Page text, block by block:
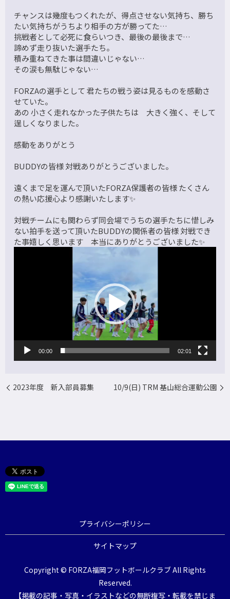
チャンスは幾度もつくれたが、得点させない気持ち、勝ち
たい気持ちがうちより相手の方が勝ってた…
挑戦者として必死に食らいつき、最後の最後まで…
諦めず走り抜いた選手たち。
積み重ねてきた事は間違いじゃない…
その涙も無駄じゃない…
FORZAの選手として 君たちの戦う姿は見るものを感動さ
せていた。
あの 小さく走れなかった子供たちは 大きく強く、そして
逞しくなりました。
感動をありがとう
BUDDYの皆様 対戦ありがとうございました。
遠くまで足を運んで頂いたFORZA保護者の皆様 たくさん
の熱い応援心より感謝いたします✨
対戦チームにも関わらず同会場でうちの選手たちに惜しみ
ない拍手を送って頂いたBUDDYの関係者の皆様 対戦でき
た事嬉しく思います 本当にありがとうございました✨
00:00 02:01
2023年度 新入部員募集 10/9(日) TRM 基山総合運動公園
プライバシーポリシー
サイトマップ
Copyright © FORZA福岡フットボールクラブ All Rights
Reserved.
【掲載の記事・写真・イラストなどの無断複写・転載を禁じま